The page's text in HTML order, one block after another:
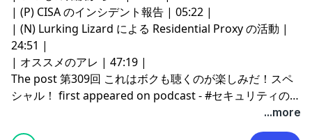
| (P) CISA のインシデント報告 | 05:22 |
| (N) Lurking Lizard による Residential Proxy の活動 |
24:51 |
| オススメのアレ | 47:19 |
The post第309回 これはボクも聴くのが楽しみだ！スペ
シャル！ first appeared on podcast - #セキュリティのア
...more